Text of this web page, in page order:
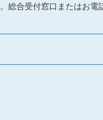
総合受付窓口またはお電